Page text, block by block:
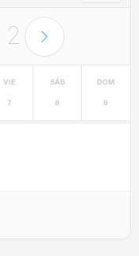
2
VIE
7
SÁB
8
DOM
9